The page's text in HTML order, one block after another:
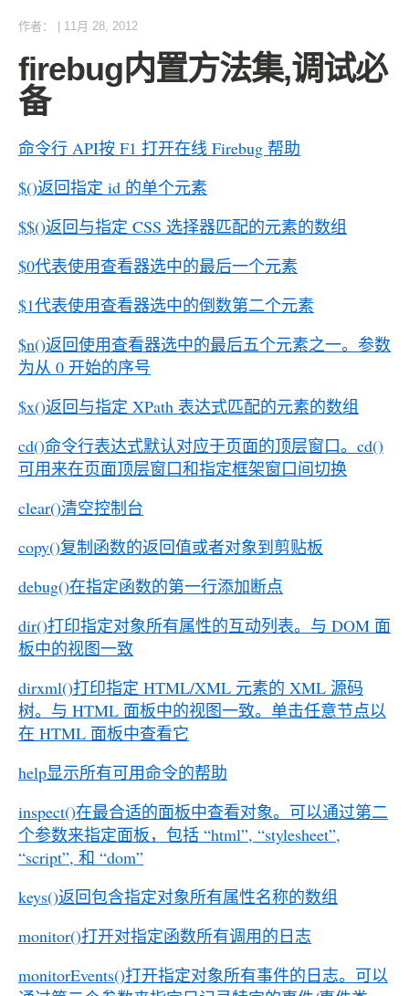
作者： 11月 28, 2012
firebug内置方法集,调试必
备
命令行 API按 F1 打开在线 Firebug 帮助
$()返回指定 id 的单个元素
$$()返回与指定 CSS 选择器匹配的元素的数组
$0代表使用查看器选中的最后一个元素
$1代表使用查看器选中的倒数第二个元素
$n()返回使用查看器选中的最后五个元素之一。参数
为从 0 开始的序号
$x()返回与指定 XPath 表达式匹配的元素的数组
cd()命令行表达式默认对应于页面的顶层窗口。cd()
可用来在页面顶层窗口和指定框架窗口间切换
clear()清空控制台
copy()复制函数的返回值或者对象到剪贴板
debug()在指定函数的第一行添加断点
dir()打印指定对象所有属性的互动列表。与 DOM 面
板中的视图一致
dirxml()打印指定 HTML/XML 元素的 XML 源码
树。与 HTML 面板中的视图一致。单击任意节点以
在 HTML 面板中查看它
help显示所有可用命令的帮助
inspect()在最合适的面板中查看对象。可以通过第二
个参数来指定面板，包括 “html”, “stylesheet”,
“script”, 和 “dom”
keys()返回包含指定对象所有属性名称的数组
monitor()打开对指定函数所有调用的日志
monitorEvents()打开指定对象所有事件的日志。可以